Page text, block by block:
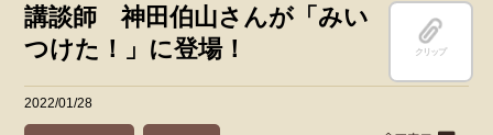
講談師 神田伯山さんが「みい
つけた！」に登場！
クリップ
2022/01/28